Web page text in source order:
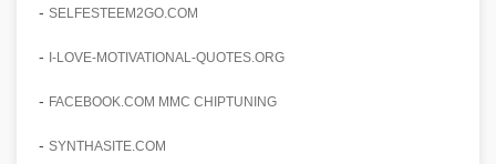
amelyek valós eredményeket hoznak.
szonyegtisztito.net
marketing stratégiai tervrajz
útjáról, bemutatva az utat a küzdő praxistól a
virágzó vállalkozásig 150%-os növekedéssel.
Érdeklődés 150%-os Fokozása
Technikák és módszerek a páciensek
- SELFESTEEM2GO.COM
- I-LOVE-MOTIVATIONAL-QUOTES.ORG
- FACEBOOK.COM MMC CHIPTUNING
- SYNTHASITE.COM